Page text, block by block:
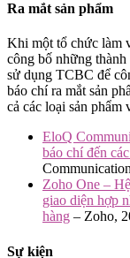
Ra mắt sản phẩm
Khi một tổ chức làm
công bố những
sử dụng TCBC để
báo chí ra mắt sản
cả các loại sản phẩm
EloQ
báo chí đến
Zoho One –
giao diện hợp
hàng – Zoho,
Sự kiện